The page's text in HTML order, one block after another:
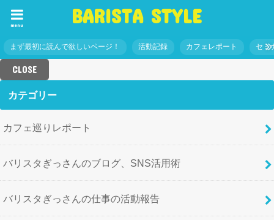
BARISTA STYLE
menu
まず最初に読んで欲しいページ！ 活動記録 カフェレポート セミ
CLOSE
カテゴリー
カフェ巡りレポート
バリスタぎっさんのブログ、SNS活用術
バリスタぎっさんの仕事の活動報告